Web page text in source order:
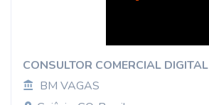
CONSULTOR COMERCIAL DIGITAL
BM VAGAS